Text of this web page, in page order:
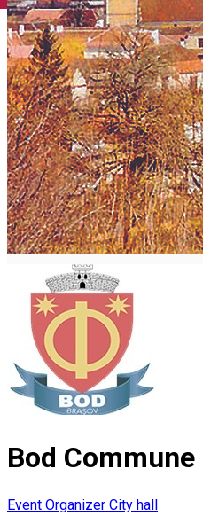
English
Bod Commune
Event Organizer City hall